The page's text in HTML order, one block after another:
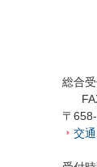
総合
FAX
〒
交